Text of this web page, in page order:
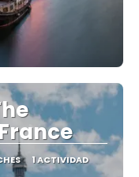
1 ACTIVIDAD